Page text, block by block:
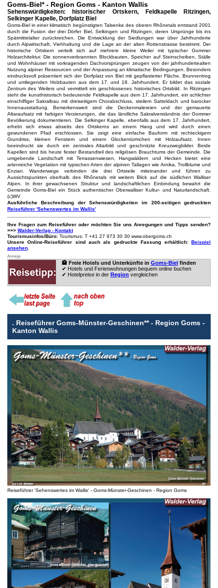
Goms-Biel* - Region Goms - Kanton Wallis
Sehenswürdigkeiten: historischer Ortskern, Feldkapelle Ritzingen,
Selkinger Kapelle, Dorfplatz Biel
Goms-Biel in einer klimatisch begünstigten Talsenke des oberen Rhônetals entstand 2001
durch die Fusion der drei Dörfer Biel, Selkingen und Ritzingen, deren Ursprünge bis ins
Spätmittelalter zurückreichen. Die Entwicklung der Siedlungen war über Jahrhunderte
durch Alpwirtschaft, Viehhaltung und die Lage an der alten Rottenstrasse bestimmt. Der
historische Ortskern verteilt sich auf mehrere kleine Weiler mit typischer Gommer
Holzarchitektur. Die sonnenverbrannten Blockbauten, Speicher auf Steinscheiben, Ställe
und Wohnhäuser mit vorkragenden Dachvorsprüngen zeugen von der jahrhundertealten
Nutzung alpiner Ressourcen und der Anpassung an klimatische Bedingungen. Besonders
eindrucksvoll präsentiert sich der Dorfplatz von Biel mit gepflasterter Fläche, Brunnentrog
und umliegenden Holzbauten aus dem 17. und 18. Jahrhundert. Er bildet das soziale
Zentrum des Weilers und vermittelt ein geschlossenes historisches Ortsbild. In Ritzingen
steht die kunsthistorisch bedeutende Feldkapelle aus dem 17. Jahrhundert, ein schlichter
einschiffiger Sakralbau mit dreiseitigem Chorabschluss, steilem Satteldach und barocker
Innenausstattung. Bemerkenswert sind die Deckenmalereien und der gemauerte
Altaraufsatz mit farbigen Verzierungen, die das ländliche Sakralverständnis der Gommer
Bevölkerung dokumentieren. Die Selkinger Kapelle, ebenfalls aus dem 17. Jahrhundert,
erhebt sich etwas abseits des Ortskerns an einem Hang und wird durch einen
gewundenen Pfad erschlossen. Sie zeigt eine einfache Bauform mit rechteckigem
Grundriss, kleinen Fenstern und einem Glockentürmchen mit Holzaufsatz. Innen
beeindruckt sie durch ein zentrales Altarbild und geschnitzte Kreuzwegbilder. Beide
Kapellen sind bis heute fester Bestandteil des religiösen Brauchtums der Gemeinde. Die
umgebende Landschaft mit Terrassenwiesen, Hangwäldern und Hecken bietet eine
artenreiche Vegetation mit typischen Arten der alpinen Tallagen wie Arnika, Trollblume und
Enzian. Wanderwege verbinden die drei Ortsteile miteinander und führen zu
Aussichtspunkten oberhalb des Rhônetals mit weitem Blick auf die südlichen Walliser
Alpen. In ihrer gewachsenen Struktur und landschaftlichen Einbindung bewahrt die
Gemeinde Goms-Biel ein Stück authentischer Oberwalliser Kultur- und Naturlandschaft.
(c)WV
Ausführliche Beschreibung der Sehenswürdigkeiten im 200-seitigen gedruckten
Reiseführer 'Sehenswertes im Wallis'
Ihre Fragen zum Reiseführer oder möchten Sie uns Anregungen und Tipps senden?
==> Walder-Verlag - Kontakt
Tourismusinfos/Büro:Tourismus: T +41 27 973 30 30 www.obergoms.ch
Unsere Online-Reiseführer sind auch als gedruckte Fassung erhältlich:Beispiel
ansehen.
Anzeige
🏨 Freie Hotels und Unterkünfte in Goms-Biel finden
✔ Hotels und Ferienwohnungen bequem online buchen
✔ Hotelpreise in der Region vergleichen
. Reiseführer Goms-Münster-Geschinen** - Region Goms -
Kanton Wallis
Reiseführer 'Sehenswertes im Wallis' - Goms-Münster-Geschinen - Region Goms